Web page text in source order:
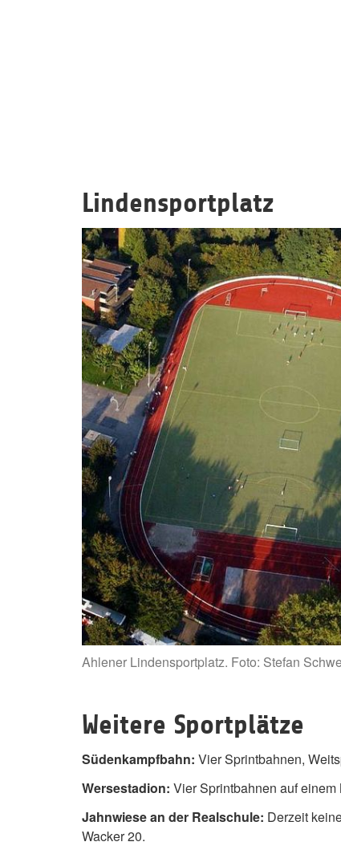
Lindensportplatz
Ahlener Lindensportplatz. Foto: Stefan
Weitere Sportplätze
Südenkampfbahn: Vier Sprintbahnen,
Wersestadion: Vier Sprintbahnen auf
Jahnwiese an der Realschule: Derzeit
Wacker 20.